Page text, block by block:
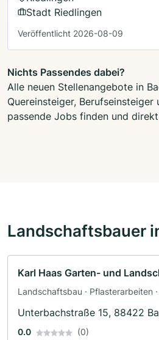
Stadt Riedlingen
Veröffentlicht 2026-08-09
Nichts Passendes dabei?
Alle neuen Stellenangebote in
Quereinsteiger,
passende Jobs finden und
Landschaftsbauer
Karl Haas Garten- und
Landschaftsbau · Pflasterarbeiten ·
Unterbachstraße 15, 88422
0.0 (0)